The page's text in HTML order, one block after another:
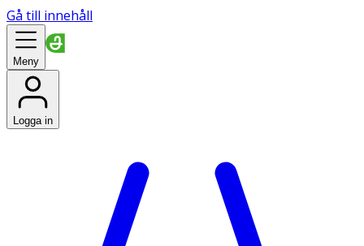
Gå till innehåll
Meny
Logga in